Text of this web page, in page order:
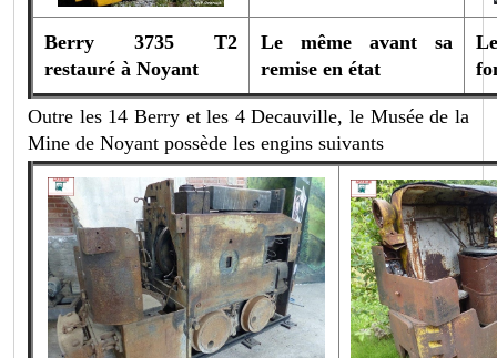
Berry 3735 T2
restauré à Noyant
Le même avant sa
remise en état
Outre les 14 Berry et les 4 Decauville, le Musée de la
Mine de Noyant possède les engins suivants